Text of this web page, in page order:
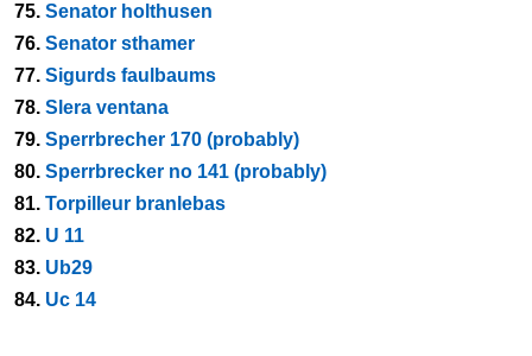
75. Senator holthusen
76. Senator sthamer
77. Sigurds faulbaums
78. Slera ventana
79. Sperrbrecher 170 (probably)
80. Sperrbrecker no 141 (probably)
81. Torpilleur branlebas
82. U 11
83. Ub29
84. Uc 14